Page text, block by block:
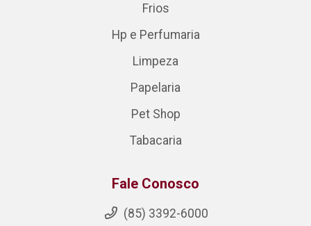
Frios
Hp e Perfumaria
Limpeza
Papelaria
Pet Shop
Tabacaria
Fale Conosco
(85) 3392-6000